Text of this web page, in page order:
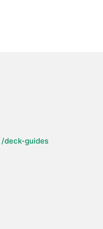
/deck-guides